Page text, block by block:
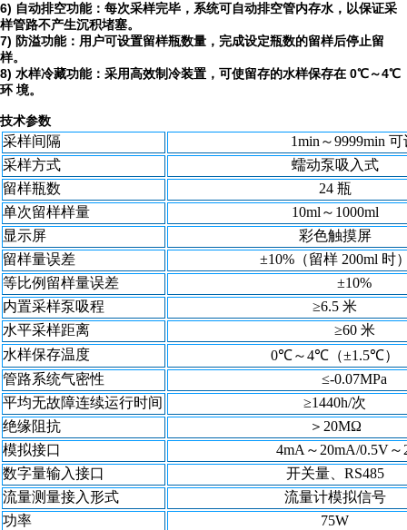
6) 自动排空功能：每次采样完毕，系统可自动排空管内存水，以保证采
样管路不产生沉积堵塞。
7) 防溢功能：用户可设置留样瓶数量，完成设定瓶数的留样后停止留
样。
8) 水样冷藏功能：采用高效制冷装置，可使留存的水样保存在 0℃～4℃
环 境。
技术参数
采样间隔 1min～9999min 可
采样方式
蠕动泵吸入式
留样瓶数
24 瓶
单次留样样量
10ml～1000ml
显示屏
彩色触摸屏
留样量误差
±10%（留样 200ml 时
等比例留样量误差
±10%
内置采样泵吸程
≥6.5 米
水平采样距离
≥60 米
水样保存温度
0℃～4℃（±1.5℃）
管路系统气密性
≤-0.07MPa
平均无故障连续运行时间
≥1440h/次
绝缘阻抗
＞20MΩ
模拟接口
4mA～20mA/0.5V～
数字量输入接口
开关量、RS485
流量测量接入形式
流量计模拟信号
功率
75W